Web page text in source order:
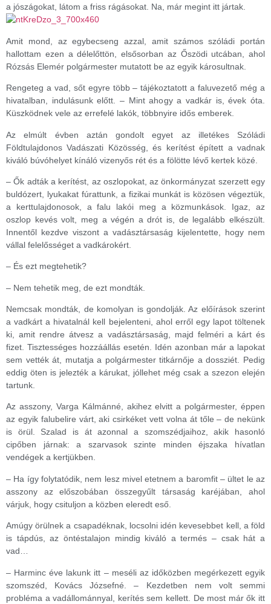
a jószágokat, látom a friss rágásokat. Na, már megint itt jártak.
Amit mond, az egybecseng azzal, amit számos szóládi portán
hallottam ezen a délelőttön, elsősorban az Őszödi utcában, ahol
Rózsás Elemér polgármester mutatott be az egyik károsultnak.
Rengeteg a vad, sőt egyre több – tájékoztatott a faluvezető még a
hivatalban, indulásunk előtt. – Mint ahogy a vadkár is, évek óta.
Küszködnek vele az errefelé lakók, többnyire idős emberek.
Az elmúlt évben aztán gondolt egyet az illetékes Szóládi
Földtulajdonos Vadászati Közösség, és kerítést épített a vadnak
kiváló búvóhelyet kínáló vizenyős rét és a fölötte lévő kertek közé.
– Ők adták a kerítést, az oszlopokat, az önkormányzat szerzett egy
buldózert, lyukakat fúrattunk, a fizikai munkát is közösen végeztük,
a kerttulajdonosok, a falu lakói meg a közmunkások. Igaz, az
oszlop kevés volt, meg a végén a drót is, de legalább elkészült.
Innentől kezdve viszont a vadásztársaság kijelentette, hogy nem
vállal felelősséget a vadkárokért.
– És ezt megtehetik?
– Nem tehetik meg, de ezt mondták.
Nemcsak mondták, de komolyan is gondolják. Az előírások szerint
a vadkárt a hivatalnál kell bejelenteni, ahol erről egy lapot töltenek
ki, amit rendre átvesz a vadásztársaság, majd felméri a kárt és
fizet. Tisztességes hozzáállás esetén. Idén azonban már a lapokat
sem vették át, mutatja a polgármester titkárnője a dossziét. Pedig
eddig öten is jelezték a kárukat, jóllehet még csak a szezon elején
tartunk.
Az asszony, Varga Kálmánné, akihez elvitt a polgármester, éppen
az egyik falubelire várt, aki csirkéket vett volna át tőle – de nekünk
is örül. Szalad is át azonnal a szomszédjaihoz, akik hasonló
cipőben járnak: a szarvasok szinte minden éjszaka hívatlan
vendégek a kertjükben.
– Ha így folytatódik, nem lesz mivel etetnem a baromfit – ültet le az
asszony az előszobában összegyűlt társaság karéjában, ahol
várjuk, hogy csituljon a közben eleredt eső.
Amúgy örülnek a csapadéknak, locsolni idén kevesebbet kell, a föld
is tápdús, az öntéstalajon mindig kiváló a termés – csak hát a
vad…
– Harminc éve lakunk itt – meséli az időközben megérkezett egyik
szomszéd, Kovács Józsefné. – Kezdetben nem volt semmi
probléma a vadállománnyal, kerítés sem kellett. De most már ők itt